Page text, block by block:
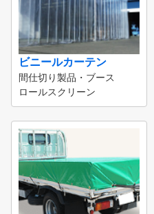
ビニールカーテン
間仕切り製品・ブース
ロールスクリーン